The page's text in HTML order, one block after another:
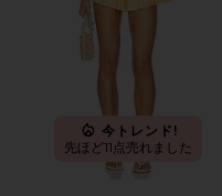
今トレンド!
先ほど11点売れました